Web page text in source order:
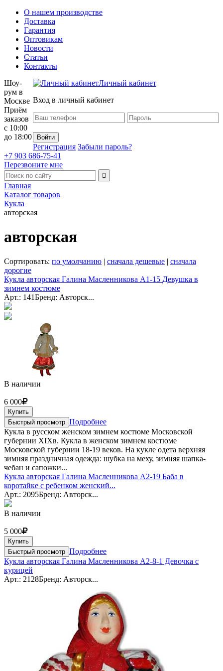
О нашем производстве
Доставка
Гарантия
Оптовикам
Новости
Статьи
Контакты
Личный кабинет
Вход в личный кабинет
Регистрация Забыли пароль?
Шоу-
рум в
Москве
Приём
заказов
с 10:00
до 18:00
+7 903 686-75-41
Перезвоните мне
Главная
Каталог товаров
Кукла
авторская
авторская
Сортировать: по умолчанию | сначала дешевые | сначала
дорогие
Кукла авторская Галина Масленникова А1-15 Девушка в
зимнем костюме
Арт.: 141Бренд: Авторск...
В наличии
6 000
Купить
Быстрый просмотр Подробнее
Кукла в русском женском зимнем костюме Московской
губернии XIXв. Кукла в женском зимнем костюме
Московской губернии 18-19 веков. На кукле одета верхняя
зимняя праздничная одежда: шубка на меху, зимняя шапка-
чебан и сапожки...
Кукла авторская Галина Масленникова А2-19 Баба в
коротайке с ребенком женский...
Арт.: 2095Бренд: Авторск...
В наличии
5 000
Купить
Быстрый просмотр Подробнее
Кукла авторская Галина Масленникова А2-8-1 Девочка с
курицей
Арт.: 2128Бренд: Авторск...